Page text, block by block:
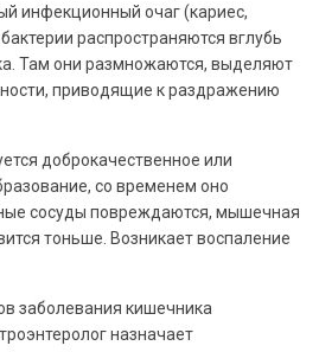
инфекционный очаг (кариес,
распространяются вглубь
Там они размножаются, выделяют
приводящие к раздражению
доброкачественное или
со временем оно
сосуды повреждаются, мышечная
тоньше. Возникает воспаление
заболевания кишечника
назначает